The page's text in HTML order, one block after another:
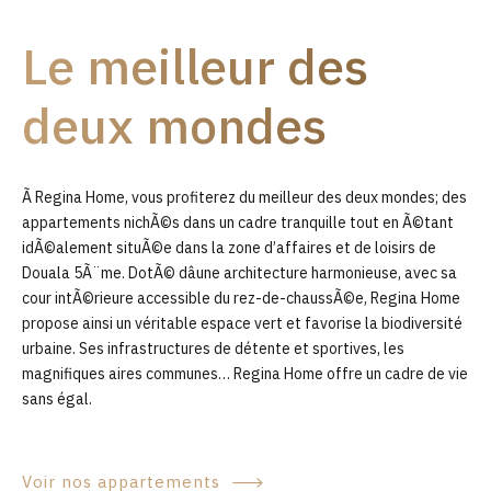
0
Le meilleur des
deux mondes
Ã Regina Home, vous profiterez du meilleur des deux mondes; des
appartements nichÃ©s dans un cadre tranquille tout en Ã©tant
idÃ©alement situÃ©e dans la zone d’affaires et de loisirs de
Douala 5Ã¨me. DotÃ© dâune architecture harmonieuse, avec sa
cour intÃ©rieure accessible du rez-de-chaussÃ©e, Regina Home
propose ainsi un véritable espace vert et favorise la biodiversité
urbaine. Ses infrastructures de détente et sportives, les
magnifiques aires communes… Regina Home offre un cadre de vie
sans égal.
Voir nos appartements